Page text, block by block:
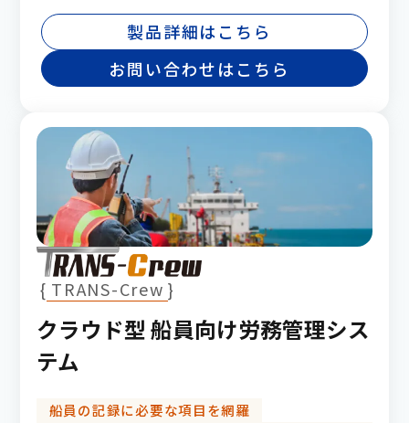
製品詳細はこちら
お問い合わせはこちら
TRANS-Crew
クラウド型 船員向け労務管理シス
テム
船員の記録に必要な項目を網羅